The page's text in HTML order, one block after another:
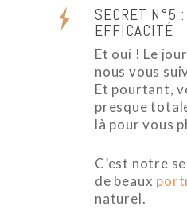
SECRET N°5
EFFICACITÉ
Et oui ! Le
nous vous
Et pourtant,
presque
là pour vous
C’est notre
de beaux
naturel.